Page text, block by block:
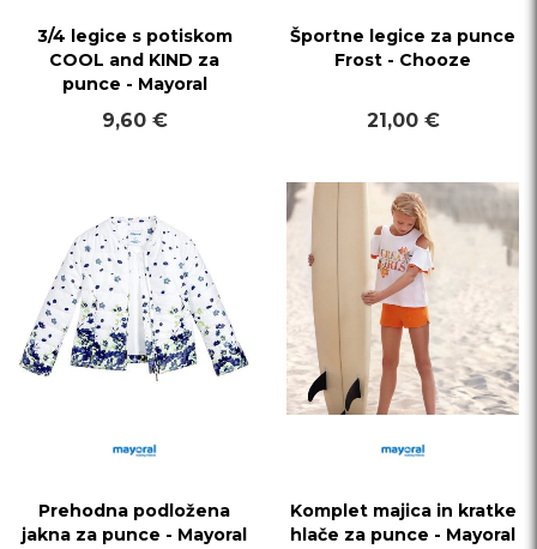
3/4 legice s potiskom
COOL and KIND za
punce - Mayoral
9,60 €
Športne legice za punce
Frost - Chooze
21,00 €
Prehodna podložena
jakna za punce - Mayoral
Komplet majica in kratke
hlače za punce - Mayoral